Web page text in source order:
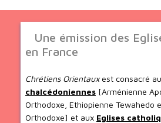
Une émission des
en France
Chrétiens Orientauxest consacré
chalcédoniennes [Arménienne
Orthodoxe, Ethiopienne Tewahedo
Orthodoxe] et aux Eglises